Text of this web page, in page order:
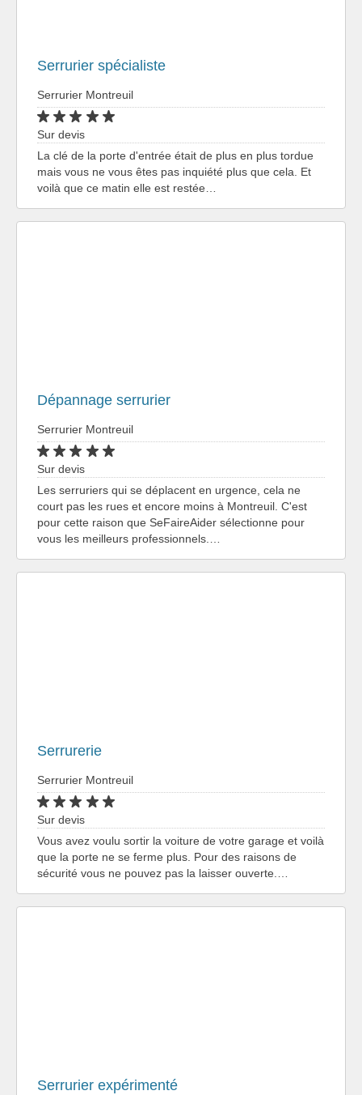
Serrurier spécialiste
Serrurier Montreuil
Sur devis
La clé de la porte d'entrée était de plus en plus tordue
mais vous ne vous êtes pas inquiété plus que cela. Et
voilà que ce matin elle est restée…
Dépannage serrurier
Serrurier Montreuil
Sur devis
Les serruriers qui se déplacent en urgence, cela ne
court pas les rues et encore moins à Montreuil. C'est
pour cette raison que SeFaireAider sélectionne pour
vous les meilleurs professionnels.…
Serrurerie
Serrurier Montreuil
Sur devis
Vous avez voulu sortir la voiture de votre garage et voilà
que la porte ne se ferme plus. Pour des raisons de
sécurité vous ne pouvez pas la laisser ouverte.…
Serrurier expérimenté